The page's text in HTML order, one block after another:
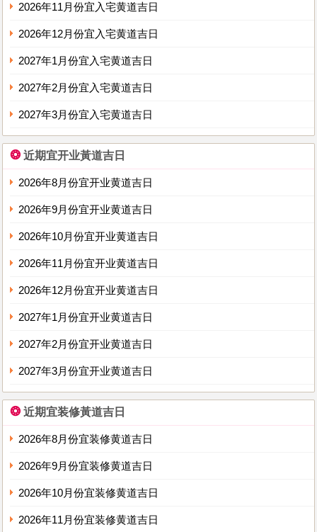
2026年11月份宜入宅黄道吉日
2026年12月份宜入宅黄道吉日
2027年1月份宜入宅黄道吉日
2027年2月份宜入宅黄道吉日
2027年3月份宜入宅黄道吉日
❂ 近期宜开业黃道吉日
2026年8月份宜开业黄道吉日
2026年9月份宜开业黄道吉日
2026年10月份宜开业黄道吉日
2026年11月份宜开业黄道吉日
2026年12月份宜开业黄道吉日
2027年1月份宜开业黄道吉日
2027年2月份宜开业黄道吉日
2027年3月份宜开业黄道吉日
❂ 近期宜装修黃道吉日
2026年8月份宜装修黄道吉日
2026年9月份宜装修黄道吉日
2026年10月份宜装修黄道吉日
2026年11月份宜装修黄道吉日